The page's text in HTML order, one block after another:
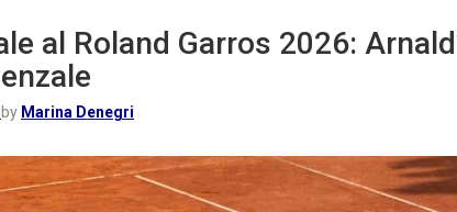
al Roland Garros 2026:
by Marina Denegri